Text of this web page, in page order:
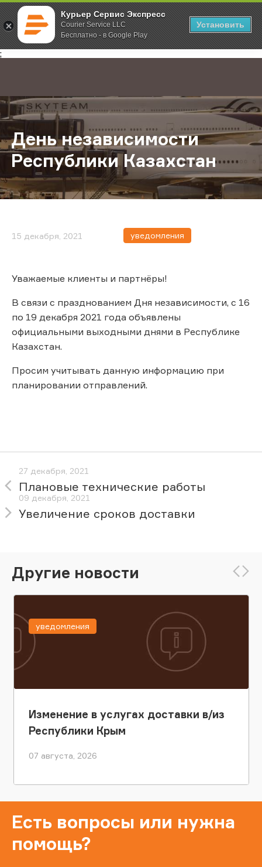
Курьер Сервис Экспресс
Courier Service LLC
Бесплатно - в Google Play
Установить
;
Главная О компании Новости День независимости Республики
День независимости
Республики Казахстан
15 декабря, 2021 уведомления
Уважаемые клиенты и партнёры!
В связи с празднованием Дня независимости, с 16
по 19 декабря 2021 года объявлены
официальными выходными днями в Республике
Казахстан.
Просим учитывать данную информацию при
планировании отправлений.
27 декабря, 2021
Плановые технические работы
09 декабря, 2021
Увеличение сроков доставки
Другие новости
Изменение в услугах доставки в/из
Республики Крым
07 августа, 2026
уведомления
Есть вопросы или нужна
помощь?